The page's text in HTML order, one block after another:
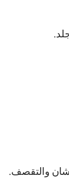
والتقصف.